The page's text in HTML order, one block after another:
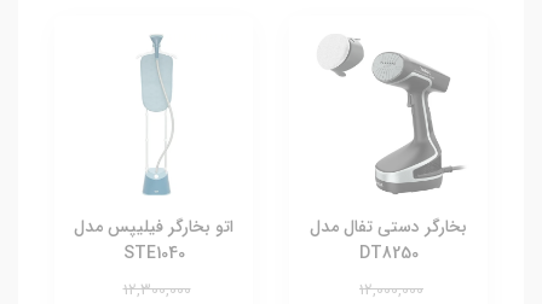
بخارگر دستی تفال مدل
DT8250
12,000,000
اتو بخارگر فیلیپس مدل
STE1040
12,300,000